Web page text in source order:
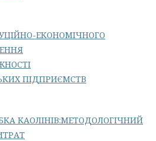
ЕКОНОМІЧНОГО
ПІДПРИЄМСТВ
КАОЛІНІВ:МЕТОДОЛОГІЧНИЙ